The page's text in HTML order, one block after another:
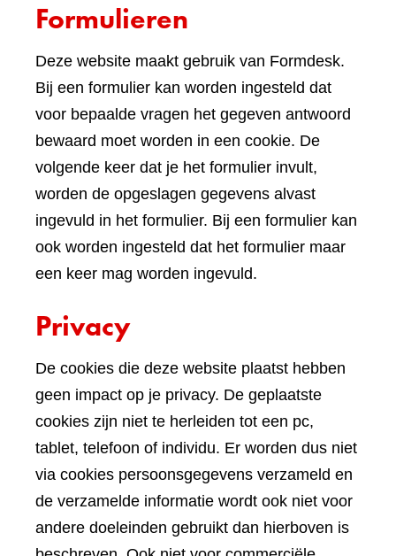
Formulieren
Deze website maakt gebruik van Formdesk.
Bij een formulier kan worden ingesteld dat
voor bepaalde vragen het gegeven antwoord
bewaard moet worden in een cookie. De
volgende keer dat je het formulier invult,
worden de opgeslagen gegevens alvast
ingevuld in het formulier. Bij een formulier kan
ook worden ingesteld dat het formulier maar
een keer mag worden ingevuld.
Privacy
De cookies die deze website plaatst hebben
geen impact op je privacy. De geplaatste
cookies zijn niet te herleiden tot een pc,
tablet, telefoon of individu. Er worden dus niet
via cookies persoonsgegevens verzameld en
de verzamelde informatie wordt ook niet voor
andere doeleinden gebruikt dan hierboven is